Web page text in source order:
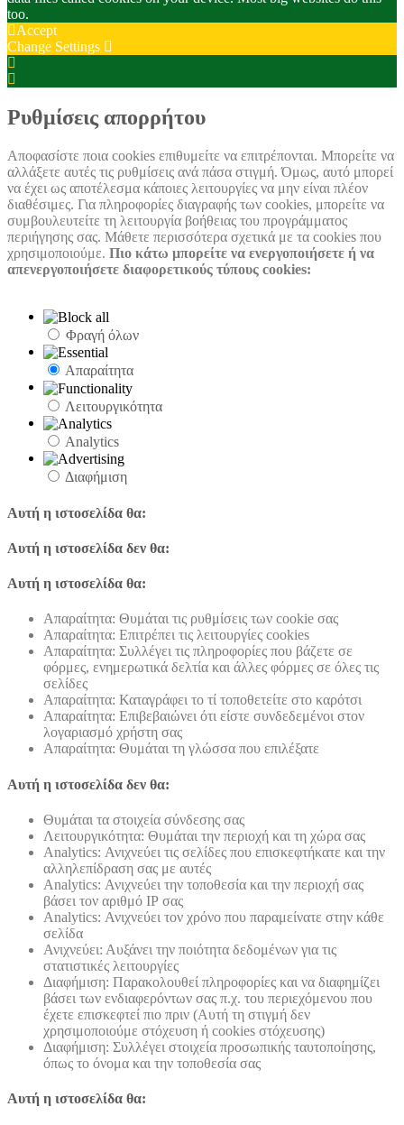
too.
Accept
Change Settings
Settings
Ρυθμίσεις απορρήτου
Αποφασίστε ποια cookies επιθυμείτε να επιτρέπονται. Μπορείτε να
αλλάξετε αυτές τις ρυθμίσεις ανά πάσα στιγμή. Όμως, αυτό μπορεί
να έχει ως αποτέλεσμα κάποιες λειτουργίες να μην είναι πλέον
διαθέσιμες. Για πληροφορίες διαγραφής των cookies, μπορείτε να
συμβουλευτείτε τη λειτουργία βοήθειας του προγράμματος
περιήγησης σας. Μάθετε περισσότερα σχετικά με τα cookies που
χρησιμοποιούμε. Πιο κάτω μπορείτε να ενεργοποιήσετε ή να
απενεργοποιήσετε διαφορετικούς τύπους cookies:
Φραγή όλων
Απαραίτητα
Λειτουργικότητα
Analytics
Διαφήμιση
Αυτή η ιστοσελίδα θα:
Αυτή η ιστοσελίδα δεν θα:
Αυτή η ιστοσελίδα θα:
Απαραίτητα: Θυμάται τις ρυθμίσεις των cookie σας
Απαραίτητα: Επιτρέπει τις λειτουργίες cookies
Απαραίτητα: Συλλέγει τις πληροφορίες που βάζετε σε
φόρμες, ενημερωτικά δελτία και άλλες φόρμες σε όλες τις
σελίδες
Απαραίτητα: Καταγράφει το τί τοποθετείτε στο καρότσι
Απαραίτητα: Επιβεβαιώνει ότι είστε συνδεδεμένοι στον
λογαριασμό χρήστη σας
Απαραίτητα: Θυμάται τη γλώσσα που επιλέξατε
Αυτή η ιστοσελίδα δεν θα:
Θυμάται τα στοιχεία σύνδεσης σας
Λειτουργικότητα: Θυμάται την περιοχή και τη χώρα σας
Analytics: Ανιχνεύει τις σελίδες που επισκεφτήκατε και την
αλληλεπίδραση σας με αυτές
Analytics: Ανιχνεύει την τοποθεσία και την περιοχή σας
βάσει τον αριθμό ΙΡ σας
Analytics: Ανιχνεύει τον χρόνο που παραμείνατε στην κάθε
σελίδα
Ανιχνεύει: Αυξάνει την ποιότητα δεδομένων για τις
στατιστικές λειτουργίες
Διαφήμιση: Παρακολουθεί πληροφορίες και να διαφημίζει
βάσει των ενδιαφερόντων σας π.χ. του περιεχόμενου που
έχετε επισκεφτεί πιο πριν (Αυτή τη στιγμή δεν
χρησιμοποιούμε στόχευση ή cookies στόχευσης)
Διαφήμιση: Συλλέγει στοιχεία προσωπικής ταυτοποίησης,
όπως το όνομα και την τοποθεσία σας
Αυτή η ιστοσελίδα θα: